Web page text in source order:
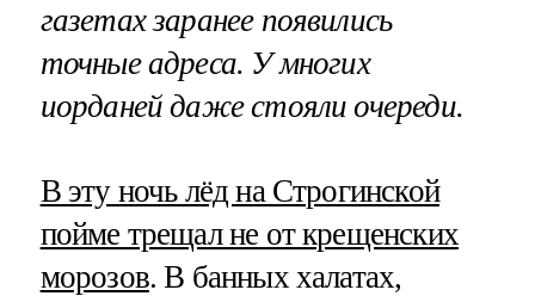
газетах заранее появились
точные адреса. У многих
иорданей даже стояли очереди.
В эту ночь лёд на Строгинской
пойме трещал не от крещенских
морозов. В банных халатах,